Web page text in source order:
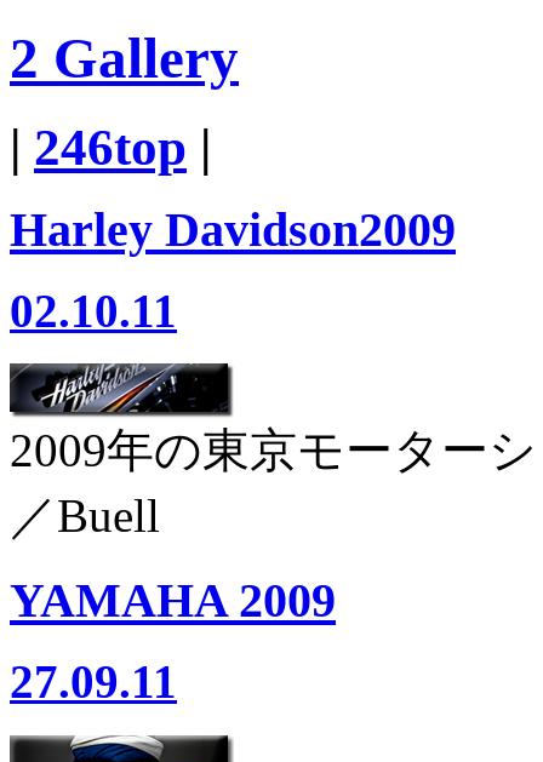
2 Gallery
| 246top |
Harley Davidson2009
02.10.11
2009年の東京モーター
／Buell
YAMAHA 2009
27.09.11